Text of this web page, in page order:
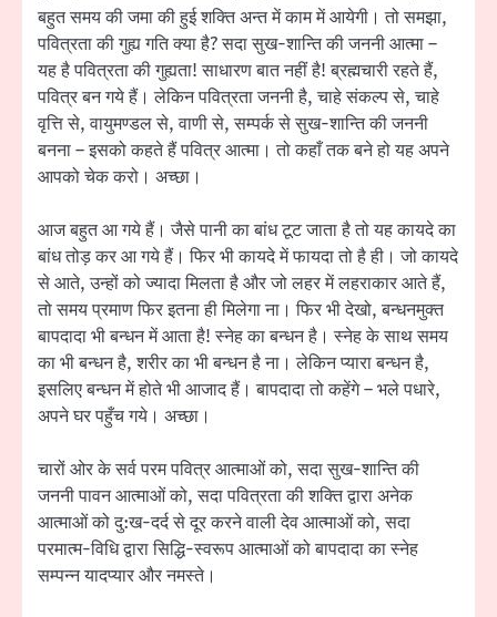
बहुत समय की जमा की हुई शक्ति अन्त में काम में आयेगी। तो समझा,
पवित्रता की गुह्य गति क्या है? सदा सुख-शान्ति की जननी आत्मा –
यह है पवित्रता की गुह्यता! साधारण बात नहीं है! ब्रह्मचारी रहते हैं,
पवित्र बन गये हैं। लेकिन पवित्रता जननी है, चाहे संकल्प से, चाहे
वृत्ति से, वायुमण्डल से, वाणी से, सम्पर्क से सुख-शान्ति की जननी
बनना – इसको कहते हैं पवित्र आत्मा। तो कहाँ तक बने हो यह अपने
आपको चेक करो। अच्छा।
आज बहुत आ गये हैं। जैसे पानी का बांध टूट जाता है तो यह कायदे का
बांध तोड़ कर आ गये हैं। फिर भी कायदे में फायदा तो है ही। जो कायदे
से आते, उन्हों को ज्यादा मिलता है और जो लहर में लहराकार आते हैं,
तो समय प्रमाण फिर इतना ही मिलेगा ना। फिर भी देखो, बन्धनमुक्त
बापदादा भी बन्धन में आता है! स्नेह का बन्धन है। स्नेह के साथ समय
का भी बन्धन है, शरीर का भी बन्धन है ना। लेकिन प्यारा बन्धन है,
इसलिए बन्धन में होते भी आजाद हैं। बापदादा तो कहेंगे – भले पधारे,
अपने घर पहुँच गये। अच्छा।
चारों ओर के सर्व परम पवित्र आत्माओं को, सदा सुख-शान्ति की
जननी पावन आत्माओं को, सदा पवित्रता की शक्ति द्वारा अनेक
आत्माओं को दु:ख-दर्द से दूर करने वाली देव आत्माओं को, सदा
परमात्म-विधि द्वारा सिद्धि-स्वरूप आत्माओं को बापदादा का स्नेह
सम्पन्न यादप्यार और नमस्ते।